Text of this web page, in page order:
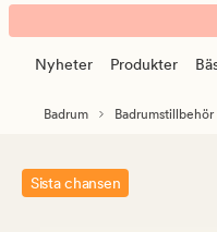
Verde
tandborsthållare
banner.
Klicka
ESCAPE
att
pausa.
Nyheter Produkter
Badrum Badrumstillbehör
Sista chansen